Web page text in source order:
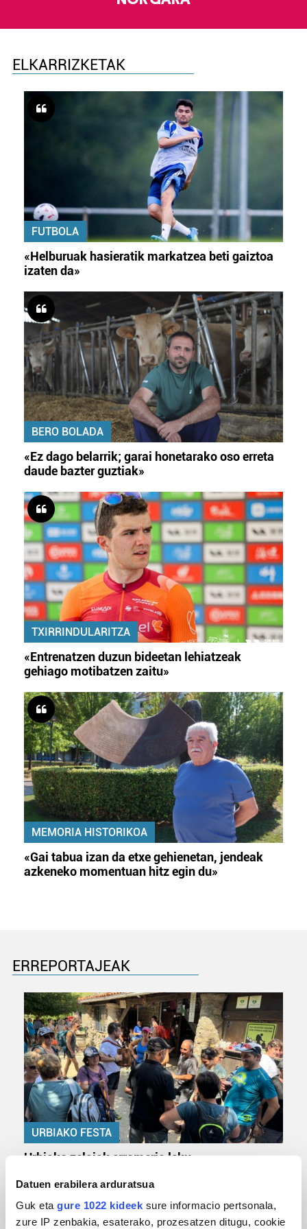
Datuen erabilera arduratsua
Guk eta gure 1022 kideek sure informacio pertsonala,
zure IP zenbakia, esaterako, prozesatzen ditugu, cookie
ELKARRIZKETAK
FUTBOLA
«Helburuak hasieratik markatzea beti gaiztoa
izaten da»
BERO BOLADA
«Ez dago belarrik; garai honetarako oso erreta
daude bazter guztiak»
TXIRRINDULARITZA
«Entrenatzen duzun bideetan lehiatzeak
gehiago motibatzen zaitu»
MEMORIA HISTORIKOA
«Gai tabua izan da etxe gehienetan, jendeak
azkeneko momentuan hitz egin du»
ERREPORTAJEAK
URBIAKO FESTA
Urbiako zelaiak erromeria leku